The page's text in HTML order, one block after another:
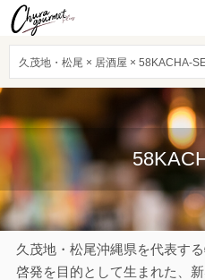
久茂地・松尾 × 居酒屋 × 58KACHA-
久茂地・松尾沖縄県を代表す
啓発を目的として生まれた、